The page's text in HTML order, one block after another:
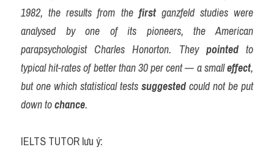
1982, the results from the first ganzfeld studies were
analysed by one of its pioneers, the American
parapsychologist Charles Honorton. They pointed to
typical hit-rates of better than 30 per cent — a small effect,
but one which statistical tests suggested could not be put
down to chance.
IELTS TUTOR lưu ý: